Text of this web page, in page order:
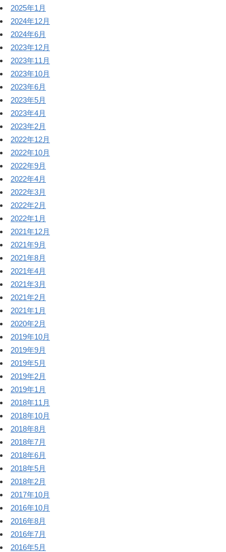
2025年1月
2024年12月
2024年6月
2023年12月
2023年11月
2023年10月
2023年6月
2023年5月
2023年4月
2023年2月
2022年12月
2022年10月
2022年9月
2022年4月
2022年3月
2022年2月
2022年1月
2021年12月
2021年9月
2021年8月
2021年4月
2021年3月
2021年2月
2021年1月
2020年2月
2019年10月
2019年9月
2019年5月
2019年2月
2019年1月
2018年11月
2018年10月
2018年8月
2018年7月
2018年6月
2018年5月
2018年2月
2017年10月
2016年10月
2016年8月
2016年7月
2016年5月